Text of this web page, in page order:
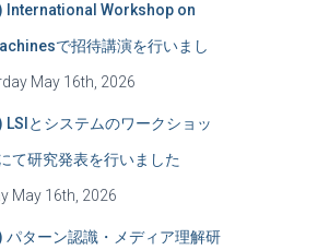
International Workshop on
で招待講演を行いまし
May 16th, 2026
LSIとシステムのワークショッ
て研究発表を行いました
May 16th, 2026
パターン認識・メディア理解研